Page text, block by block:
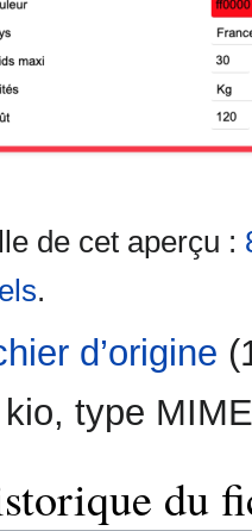
de cet aperçu :
.
d’origine
kio, type
du